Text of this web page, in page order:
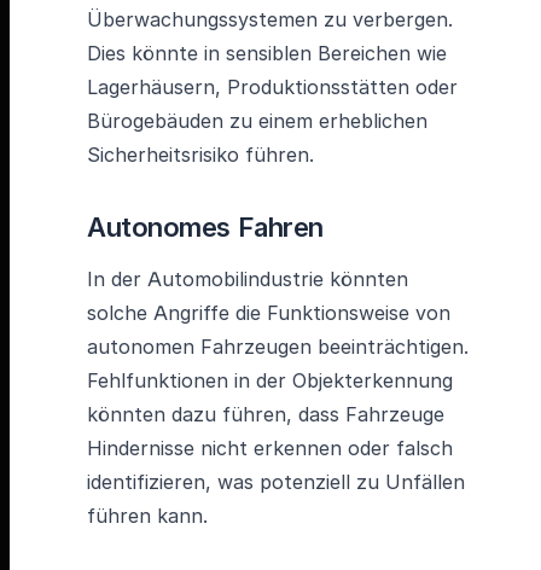
Überwachungssystemen zu verbergen.
Dies könnte in sensiblen Bereichen wie
Lagerhäusern, Produktionsstätten oder
Bürogebäuden zu einem erheblichen
Sicherheitsrisiko führen.
Autonomes Fahren
In der Automobilindustrie könnten
solche Angriffe die Funktionsweise von
autonomen Fahrzeugen beeinträchtigen.
Fehlfunktionen in der Objekterkennung
könnten dazu führen, dass Fahrzeuge
Hindernisse nicht erkennen oder falsch
identifizieren, was potenziell zu Unfällen
führen kann.